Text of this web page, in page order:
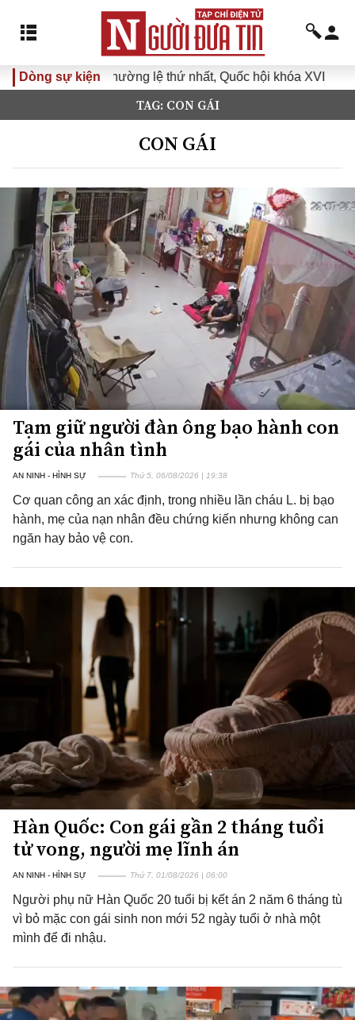
Dòng sự kiện
thứ nhất, Quốc hội khóa XVI Đưa Nghị quyết Đại hội
TAG: CON GÁI
CON GÁI
Tạm giữ người đàn ông bạo hành con
gái của nhân tình
AN NINH - HÌNH SỰ Thứ 5, 06/08/2026 | 19:38
Cơ quan công an xác định, trong nhiều lần cháu L. bị bạo
hành, mẹ của nạn nhân đều chứng kiến nhưng không can
ngăn hay bảo vệ con.
Hàn Quốc: Con gái gần 2 tháng tuổi
tử vong, người mẹ lĩnh án
AN NINH - HÌNH SỰ Thứ 7, 01/08/2026 | 06:00
Người phụ nữ Hàn Quốc 20 tuổi bị kết án 2 năm 6 tháng tù
vì bỏ mặc con gái sinh non mới 52 ngày tuổi ở nhà một
mình để đi nhậu.